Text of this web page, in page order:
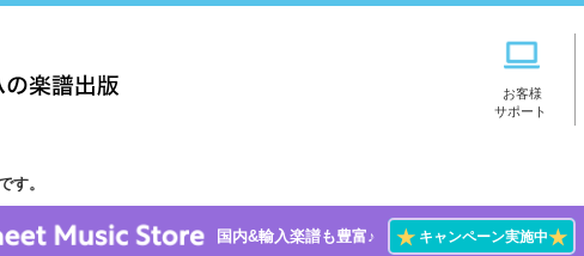
お客様
サポート
す。
国内&輸入楽譜も豊富♪ ★キャンペーン実施中★